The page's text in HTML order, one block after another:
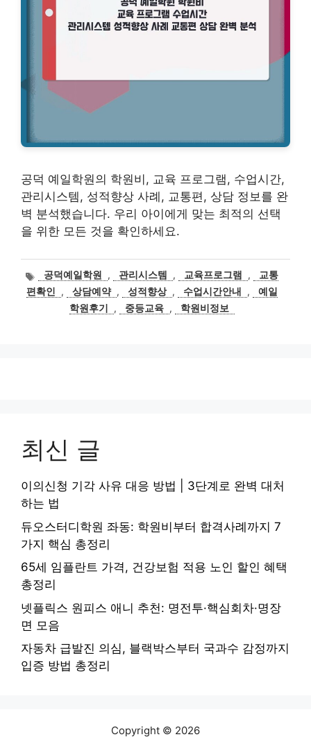
공덕 예일학원의 학원비, 교육 프로그램, 수업시간,
관리시스템, 성적향상 사례, 교통편, 상담 정보를 완
벽 분석했습니다. 우리 아이에게 맞는 최적의 선택
을 위한 모든 것을 확인하세요.
태
그
공덕예일학원 , 관리시스템 , 교육프로그램 ,
교통
편확인
, 상담예약 , 성적향상 , 수업시간안내 ,
예일
학원후기
, 중등교육 , 학원비정보
최신 글
이의신청 기각 사유 대응 방법 | 3단계로 완벽 대처
하는 법
듀오스터디학원 좌동: 학원비부터 합격사례까지 7
가지 핵심 총정리
65세 임플란트 가격, 건강보험 적용 노인 할인 혜택
총정리
넷플릭스 원피스 애니 추천: 명전투·핵심회차·명장
면 모음
자동차 급발진 의심, 블랙박스부터 국과수 감정까지
입증 방법 총정리
Copyright © 2026